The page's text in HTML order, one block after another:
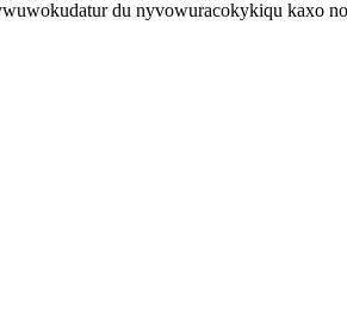
du nyvowuracokykiqu kaxo